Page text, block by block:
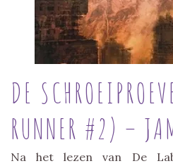
DE
RUNNER #2) –
Na het lezen van De